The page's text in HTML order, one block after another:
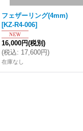
フェザーリング(4mm)
[KZ-R4-006]
16,000円(税別)
(税込: 17,600円)
在庫なし